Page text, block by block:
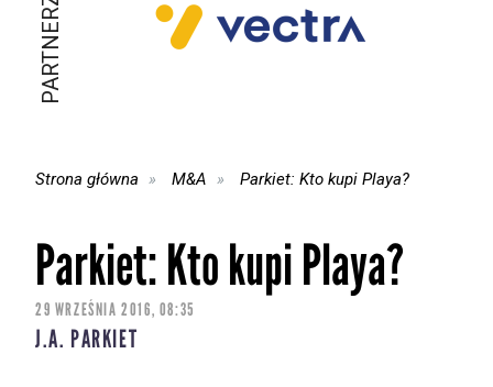
PARTNERZY
Strona główna M&A Parkiet: Kto kupi Playa?
Parkiet: Kto kupi Playa?
29 WRZEŚNIA 2016, 08:35
J.A. PARKIET